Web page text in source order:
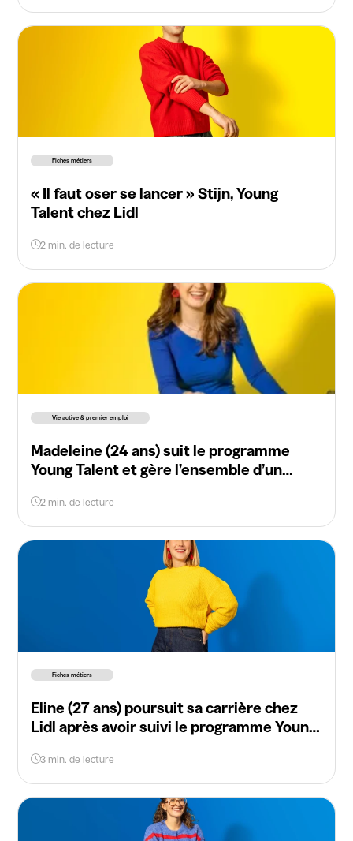
Fiches métiers
« Il faut oser se lancer » Stijn, Young
Talent chez Lidl
2 min. de lecture
Vie active & premier emploi
Madeleine (24 ans) suit le programme
Young Talent et gère l’ensemble d’un
2 min. de lecture
Fiches métiers
Eline (27 ans) poursuit sa carrière chez
Lidl après avoir suivi le programme Young
3 min. de lecture